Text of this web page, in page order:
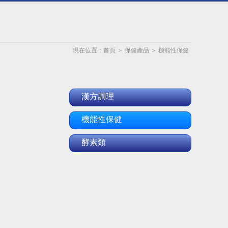
現在位置： 首頁 ＞ 保健產品 ＞ 機能性保健
漢方調理
機能性保健
酵素類